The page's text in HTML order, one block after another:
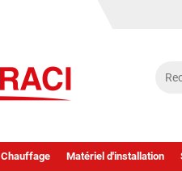
Chauffage Matériel d'installation